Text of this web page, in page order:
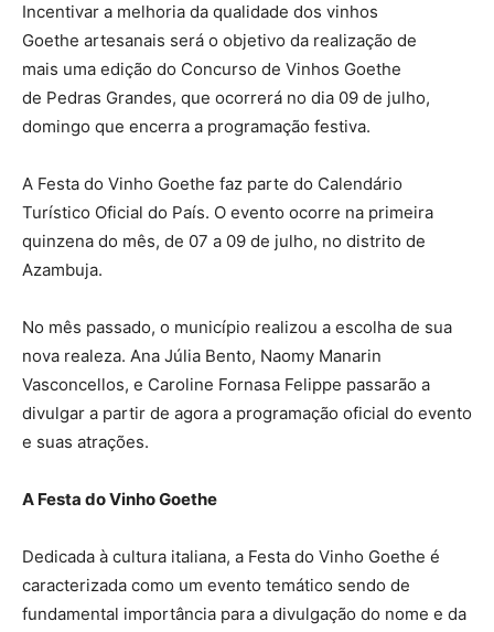
Incentivar a melhoria da qualidade dos vinhos
Goethe artesanais será o objetivo da realização de
mais uma edição do Concurso de Vinhos Goethe
de Pedras Grandes, que ocorrerá no dia 09 de julho,
domingo que encerra a programação festiva.
A Festa do Vinho Goethe faz parte do Calendário
Turístico Oficial do País. O evento ocorre na primeira
quinzena do mês, de 07 a 09 de julho, no distrito de
Azambuja.
No mês passado, o município realizou a escolha de sua
nova realeza. Ana Júlia Bento, Naomy Manarin
Vasconcellos, e Caroline Fornasa Felippe passarão a
divulgar a partir de agora a programação oficial do evento
e suas atrações.
A Festa do Vinho Goethe
Dedicada à cultura italiana, a Festa do Vinho Goethe é
caracterizada como um evento temático sendo de
fundamental importância para a divulgação do nome e da